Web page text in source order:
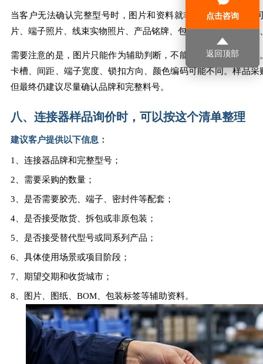
点击咨询
返回顶部
当客户无法确认完整型号时，图片和资料就非常有价值。常见
片、端子照片、线束实物照片、产品铭牌、包装标签、BOM清
需要注意的是，图片只能作为辅助判断，不能完全替代型号确
卡槽、间距、端子宽度、锁扣方向、颜色编码可能不同。样品
但最终仍建议尽量确认品牌和完整料号。
八、连接器样品询价时，可以按这个清单整理
建议客户提供以下信息：
1、连接器品牌和完整型号；
2、需要采购的数量；
3、是否需要胶壳、端子、密封件等配套；
4、是否接受散货、拆包或非原包装；
5、是否接受替代型号或同系列产品；
6、具体使用场景或项目阶段；
7、期望交期和收货城市；
8、图片、图纸、BOM、包装标签等辅助资料。